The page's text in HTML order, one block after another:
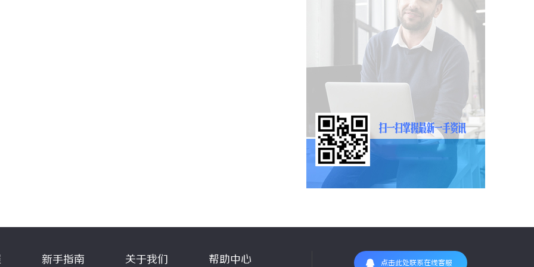
新手指南 关于我们 帮助中心 点击此处联系在线客服